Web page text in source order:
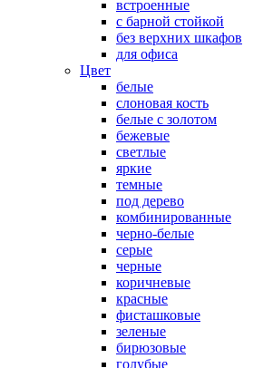
встроенные
с барной стойкой
без верхних шкафов
для офиса
Цвет
белые
слоновая кость
белые с золотом
бежевые
светлые
яркие
темные
под дерево
комбинированные
черно-белые
серые
черные
коричневые
красные
фисташковые
зеленые
бирюзовые
голубые